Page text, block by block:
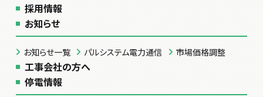
採用情報
お知らせ
お知らせ一覧 パルシステム電力通信 市場価格調整
工事会社の方へ
停電情報